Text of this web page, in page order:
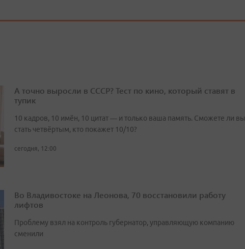
А точно выросли в СССР? Тест по кино, который ставят в
тупик
10 кадров, 10 имён, 10 цитат — и только ваша память. Сможете ли вы
стать четвёртым, кто покажет 10/10?
сегодня, 12:00
Во Владивостоке на Леонова, 70 восстановили работу
лифтов
Проблему взял на контроль губернатор, управляющую компанию
сменили